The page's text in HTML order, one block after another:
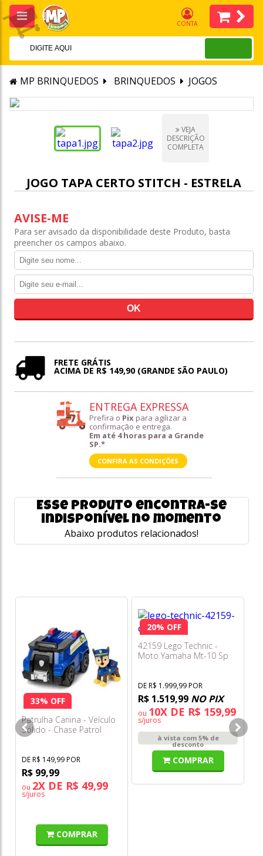
CONTA
MP BRINQUEDOS BRINQUEDOS JOGOS
VEJA
DESCRIÇÃO
COMPLETA
JOGO TAPA CERTO STITCH - ESTRELA
AVISE-ME
Para ser avisado da disponibilidade deste Produto, basta
preencher os campos abaixo.
FRETE GRÁTIS
ACIMA DE R$ 149,90 (GRANDE SÃO PAULO)
ENTREGA EXPRESSA
Prefira o Pix para agilizar a
confirmação e entrega.
Em até 4 horas para a Grande
SP.*
CONFIRA AS CONDIÇÕES
Esse produto encontra-se
indisponível no momento
Abaixo produtos relacionados!
33% OFF
Patrulha Canina - Veículo
Sólido - Chase Patrol
Cruiser - Sunny
DE R$ 149,99 POR
R$ 99,99
ou 2X DE R$ 49,99
s/juros
COMPRAR
20% OFF
42159 Lego Technic -
Moto Yamaha Mt-10 Sp
DE R$ 1.999,99 POR
R$ 1.519,99 NO PIX
ou 10X DE R$ 159,99
s/juros
à vista com 5% de
desconto
COMPRAR